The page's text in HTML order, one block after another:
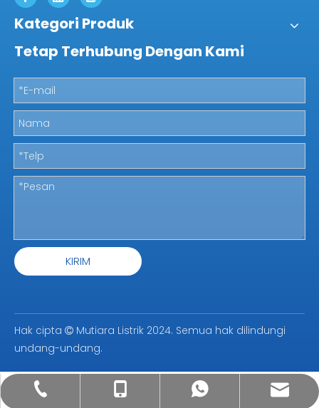
+8602022626603
+8618826241798
+8618826241798
oversea@pearlelectric.com
Kategori Produk
Tetap Terhubung Dengan Kami
KIRIM
Hak cipta  Mutiara Listrik 2024. Semua hak dilindungi
undang-undang.